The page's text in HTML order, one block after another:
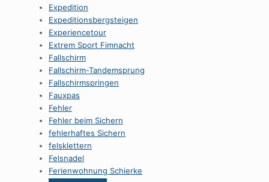
Expedition
Expeditionsbergsteigen
Experiencetour
Extrem Sport Fimnacht
Fallschirm
Fallschirm-Tandemsprung
Fallschirmspringen
Fauxpas
Fehler
Fehler beim Sichern
fehlerhaftes Sichern
felsklettern
Felsnadel
Ferienwohnung Schierke